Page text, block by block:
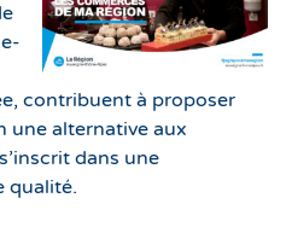
contribuent à proposer
une alternative aux
dans une
qualité.